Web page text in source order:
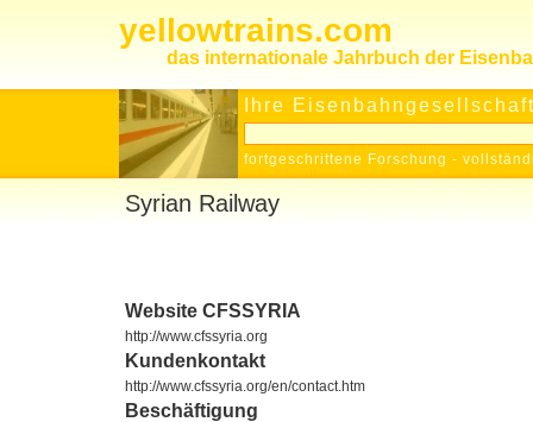
yellowtrains.com
das internationale Jahrbuch der
Ihre
fortgeschrittene Forschung -
Syrian Railway
Website CFSSYRIA
http://www.cfssyria.org
Kundenkontakt
http://www.cfssyria.org/en/contact.htm
Beschäftigung